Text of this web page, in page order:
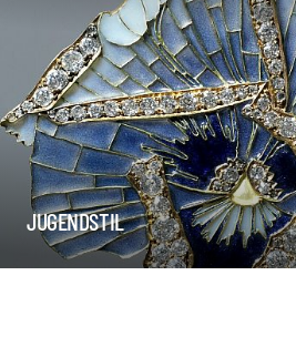
JUGENDSTIL